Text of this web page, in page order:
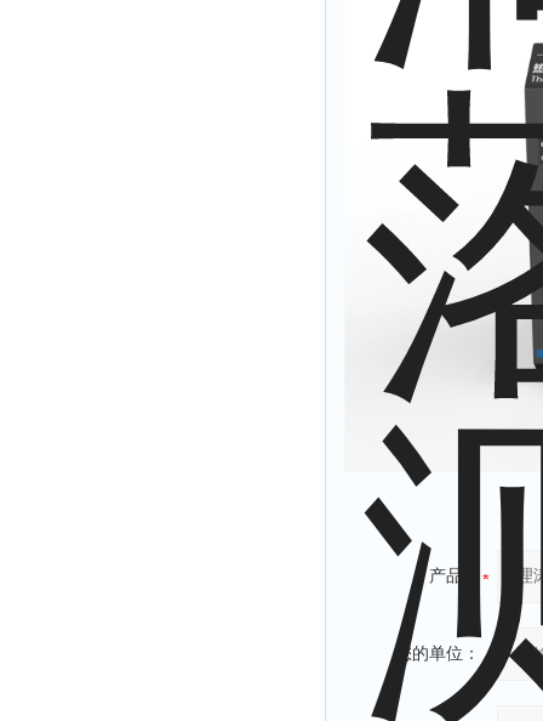
产品：
您的单位：